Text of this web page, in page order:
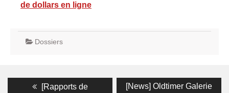
de dollars en ligne
Dossiers
Navigation
Previous
[Rapports de
Next
[News] Oldtimer Galerie